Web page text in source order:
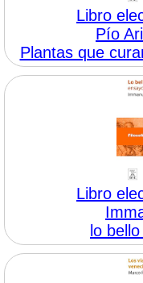
Libro
Pío
Plantas que
Libro
lo